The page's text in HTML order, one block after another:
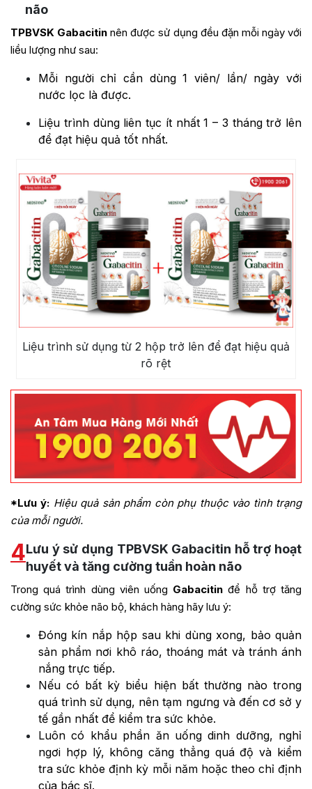
não
TPBVSK Gabacitin nên được sử dụng đều đặn mỗi ngày với
liều lượng như sau:
Mỗi người chỉ cần dùng 1 viên/ lần/ ngày với
nước lọc là được.
Liệu trình dùng liên tục ít nhất 1 – 3 tháng trở lên
để đạt hiệu quả tốt nhất.
Liệu trình sử dụng từ 2 hộp trở lên để đạt hiệu quả
rõ rệt
*Lưu ý: Hiệu quả sản phẩm còn phụ thuộc vào tình trạng
của mỗi người.
4Lưu ý sử dụng TPBVSK Gabacitin hỗ trợ hoạt
huyết và tăng cường tuần hoàn não
Trong quá trình dùng viên uống Gabacitin để hỗ trợ tăng
cường sức khỏe não bộ, khách hàng hãy lưu ý:
Đóng kín nắp hộp sau khi dùng xong, bảo quản
sản phẩm nơi khô ráo, thoáng mát và tránh ánh
nắng trực tiếp.
Nếu có bất kỳ biểu hiện bất thường nào trong
quá trình sử dụng, nên tạm ngưng và đến cơ sở y
tế gần nhất để kiểm tra sức khỏe.
Luôn có khẩu phần ăn uống dinh dưỡng, nghỉ
ngơi hợp lý, không căng thẳng quá độ và kiểm
tra sức khỏe định kỳ mỗi năm hoặc theo chỉ định
của bác sĩ.